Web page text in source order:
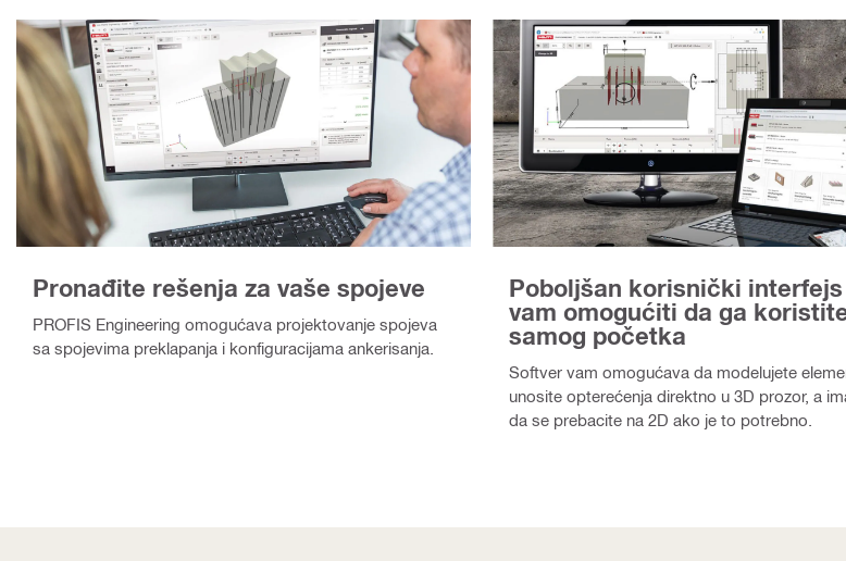
Pronađite rešenja za vaše spojeve
PROFIS Engineering omogućava projektovanje spojeva
sa spojevima preklapanja i konfiguracijama ankerisanja.
Poboljšan korisnički
vam omogućiti da ga
samog početka
Softver vam omogućava da modelujete
unosite opterećenja direktno u 3D prozor, a
da se prebacite na 2D ako je to potrebno.